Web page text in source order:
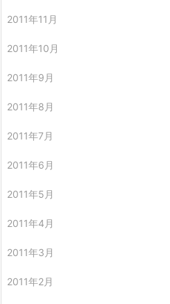
2011年11月
2011年10月
2011年9月
2011年8月
2011年7月
2011年6月
2011年5月
2011年4月
2011年3月
2011年2月